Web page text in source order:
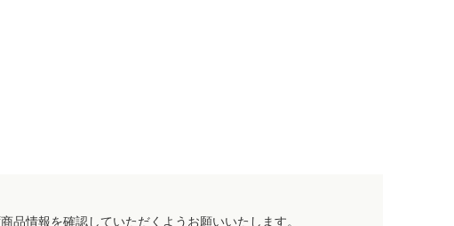
品情報を確認していただくようお願いいたします。